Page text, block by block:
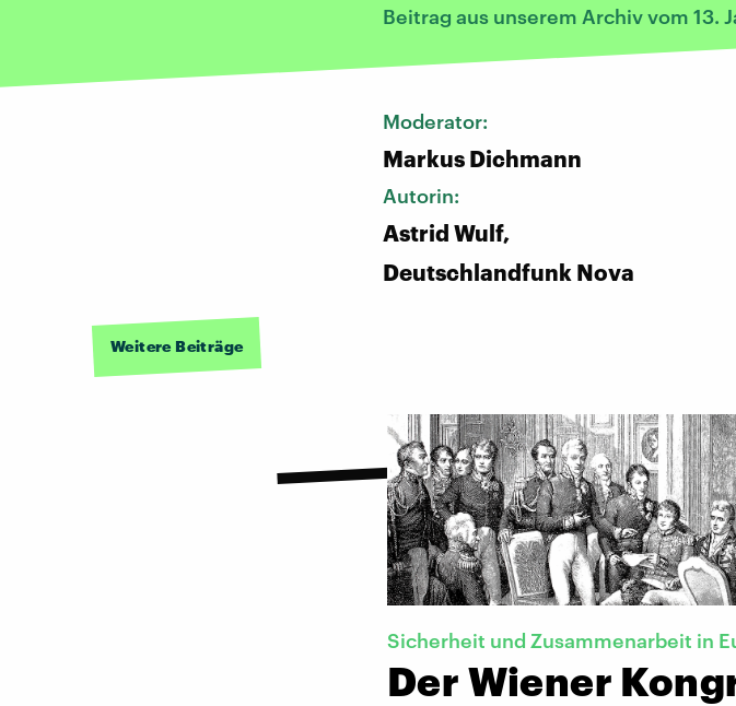
Beitrag aus unserem Archiv vom 13.
Moderator:
Markus Dichmann
Autorin:
Astrid Wulf,
Deutschlandfunk Nova
Weitere Beiträge
Sicherheit und Zusammenarbeit in
Der Wiener